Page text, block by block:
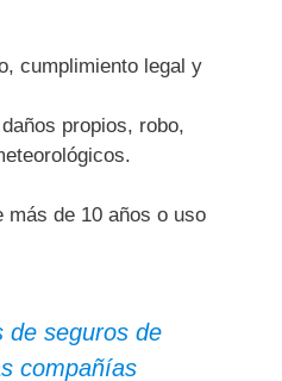
cumplimiento legal y
propios, robo,
más de 10 años o uso
de seguros de
compañías